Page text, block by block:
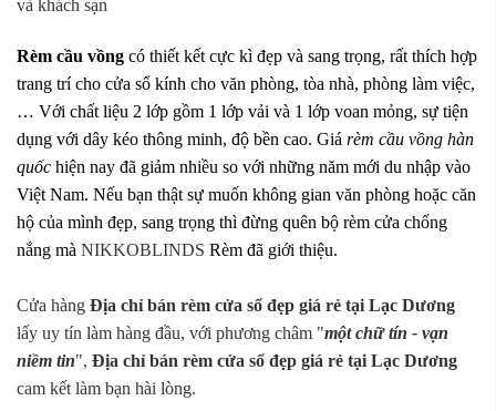
và khách sạn
Rèm cầu vồng có thiết kết cực kì đẹp và sang trọng, rất thích hợp
trang trí cho cửa sổ kính cho văn phòng, tòa nhà, phòng làm việc,
… Với chất liệu 2 lớp gồm 1 lớp vải và 1 lớp voan mỏng, sự tiện
dụng với dây kéo thông minh, độ bền cao. Giá rèm cầu vồng hàn
quốc hiện nay đã giảm nhiều so với những năm mới du nhập vào
Việt Nam. Nếu bạn thật sự muốn không gian văn phòng hoặc căn
hộ của mình đẹp, sang trọng thì đừng quên bộ rèm cửa chống
nắng mà NIKKOBLINDS Rèm đã giới thiệu.
Cửa hàng Địa chỉ bán rèm cửa sổ đẹp giá rẻ tại Lạc Dương
lấy uy tín làm hàng đầu, với phương châm "một chữ tín - vạn
niềm tin", Địa chỉ bán rèm cửa sổ đẹp giá rẻ tại Lạc Dương
cam kết làm bạn hài lòng.